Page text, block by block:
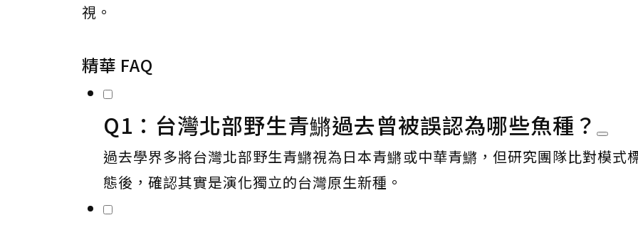
視。
精華 FAQ
Q1：台灣北部野生青鱂過去曾被誤認為哪些魚種？
過去學界多將台灣北部野生青鱂視為日本青鱂或中華青鱂，但研究團隊比對模式
態後，確認其實是演化獨立的台灣原生新種。